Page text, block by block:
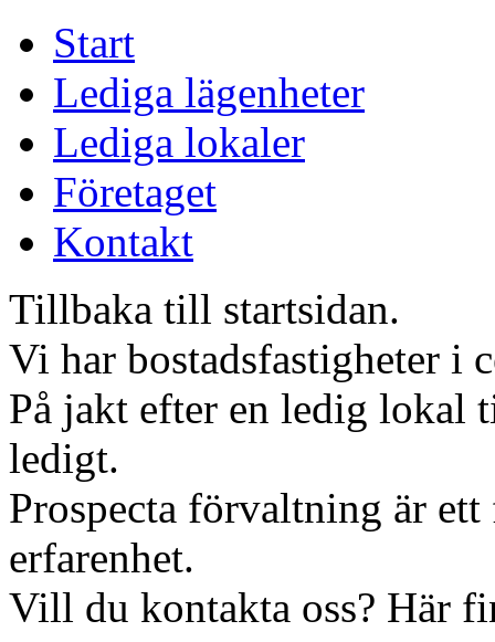
Start
Lediga lägenheter
Lediga lokaler
Företaget
Kontakt
Tillbaka till startsidan.
Vi har bostadsfastigheter i
På jakt efter en ledig lokal
ledigt.
Prospecta förvaltning är
erfarenhet.
Vill du kontakta oss? Här